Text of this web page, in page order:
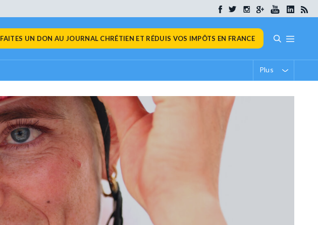
FAITES UN DON AU JOURNAL CHRÉTIEN ET RÉDUIS VOS IMPÔTS EN FRANCE
Plus